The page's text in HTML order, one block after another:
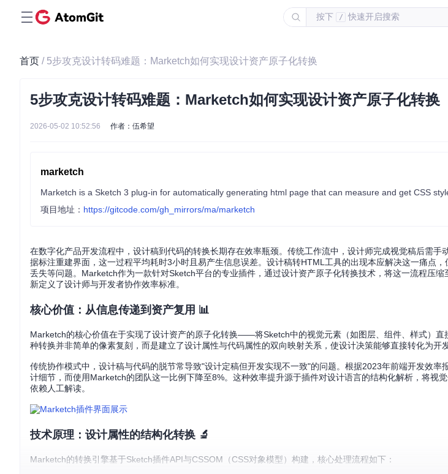
按下 / 快速开启搜索
首页 / 5步攻克设计转码难题：Marketch如何实现设计资产原子化转换
5步攻克设计转码难题：Marketch如何实现设计资产原子化转换
2026-05-02 10:52:56 作者：伍希望
marketch
Marketch is a Sketch 3 plug-in for automatically generating html page that can measure and get CSS
项目地址： https://gitcode.com/gh_mirrors/ma/marketch
在数字化产品开发流程中，设计稿到代码的转换长期存在效率瓶颈。传统工作流中，设计师完成视觉稿后需手
据标注重建界面，这一过程平均耗时3小时且易产生信息误差。设计稿转HTML工具的出现本应解决这一痛点
丢失等问题。Marketch作为一款针对Sketch平台的专业插件，通过设计资产原子化转换技术，将这一流程压
新定义了设计师与开发者协作效率标准。
核心价值：从信息传递到资产复用 📊
Marketch的核心价值在于实现了设计资产的原子化转换——将Sketch中的视觉元素（如图层、组件、样式）直
种转换并非简单的像素复刻，而是建立了设计属性与代码属性的双向映射关系，使设计决策能够直接转化为开发
传统协作模式中，设计稿与代码的脱节常导致"设计定稿但开发实现不一致"的问题。根据2023年前端开发效率
计细节，而使用Marketch的团队这一比例下降至8%。这种效率提升源于插件对设计语言的结构化解析，将视
依赖人工解读。
技术原理：设计属性的结构化转换 🔬
Marketch的转换引擎基于Sketch插件API与CSSOM（CSS对象模型）构建，核心处理流程如下：